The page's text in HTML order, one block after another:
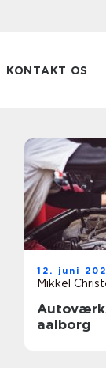
KONTAKT OS
12. juni
Mikkel
aalborg